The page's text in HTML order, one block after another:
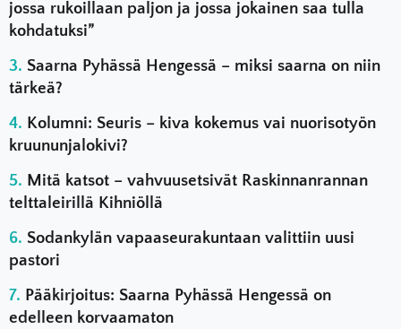
jossa rukoillaan paljon ja jossa jokainen saa tulla
kohdatuksi”
Saarna Pyhässä Hengessä – miksi saarna on niin
tärkeä?
Kolumni: Seuris – kiva kokemus vai nuorisotyön
kruununjalokivi?
Mitä katsot – vahvuusetsivät Raskinnanrannan
telttaleirillä Kihniöllä
Sodankylän vapaaseurakuntaan valittiin uusi
pastori
Pääkirjoitus: Saarna Pyhässä Hengessä on
edelleen korvaamaton